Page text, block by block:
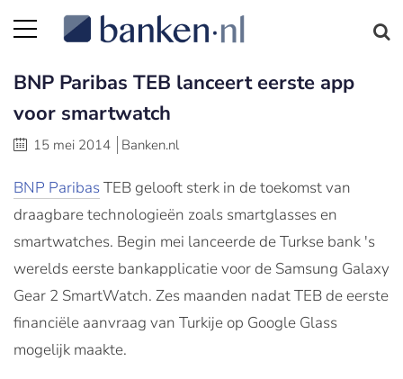
BNP Paribas TEB lanceert eerste app
voor smartwatch
15 mei 2014 Banken.nl
BNP ParibasTEB gelooft sterk in de toekomst van
draagbare technologieën zoals smartglasses en
smartwatches. Begin mei lanceerde de Turkse bank 's
werelds eerste bankapplicatie voor de Samsung Galaxy
Gear 2 SmartWatch. Zes maanden nadat TEB de eerste
financiële aanvraag van Turkije op Google Glass
mogelijk maakte.